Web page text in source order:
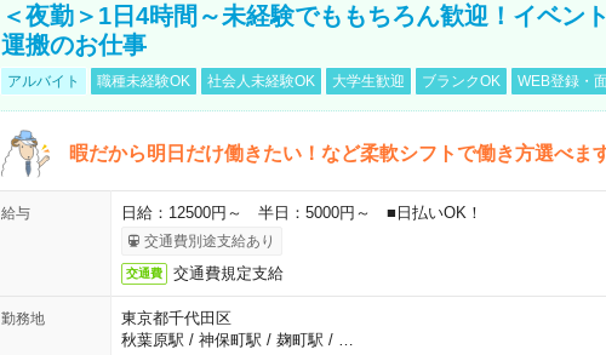
＜夜勤＞1日4時間～未経験でももちろん歓迎！イベン
運搬のお仕事
アルバイト 職種未経験OK 社会人未経験OK 大学生歓迎 ブランクOK WEB登録・
暇だから明日だけ働きたい！など柔軟シフトで働き方選べま
給与 日給：12500円～ 半日：5000円～ ■日払いOK！
交通費別途支給あり
交通費 交通費規定支給
勤務地
東京都千代田区
秋葉原駅 / 神保町駅 / 麹町駅 /